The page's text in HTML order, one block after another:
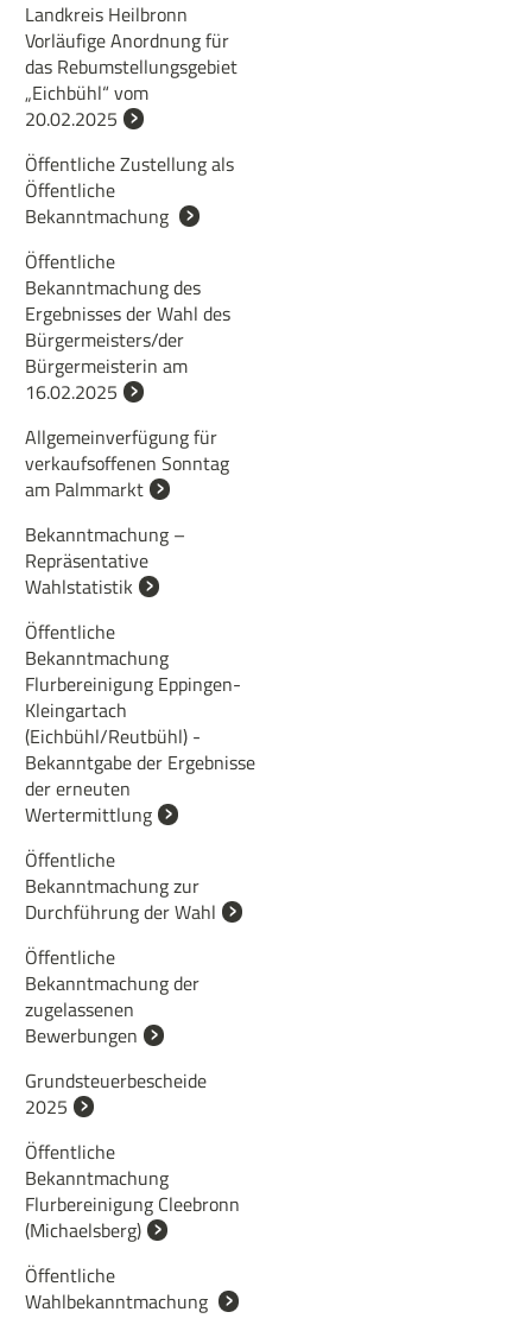
Landkreis Heilbronn
Vorläufige Anordnung für
das Rebumstellungsgebiet
„Eichbühl“ vom
20.02.2025
Öffentliche Zustellung als
Öffentliche
Bekanntmachung
Öffentliche
Bekanntmachung des
Ergebnisses der Wahl des
Bürgermeisters/der
Bürgermeisterin am
16.02.2025
Allgemeinverfügung für
verkaufsoffenen Sonntag
am Palmmarkt
Bekanntmachung –
Repräsentative
Wahlstatistik
Öffentliche
Bekanntmachung
Flurbereinigung Eppingen-
Kleingartach
(Eichbühl/Reutbühl) -
Bekanntgabe der Ergebnisse
der erneuten
Wertermittlung
Öffentliche
Bekanntmachung zur
Durchführung der Wahl
Öffentliche
Bekanntmachung der
zugelassenen
Bewerbungen
Grundsteuerbescheide
2025
Öffentliche
Bekanntmachung
Flurbereinigung Cleebronn
(Michaelsberg)
Öffentliche
Wahlbekanntmachung